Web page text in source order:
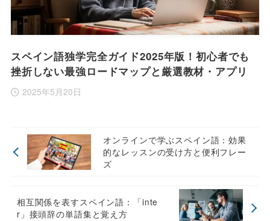
スペイン語独学完全ガイド2025年版！初心者でも
挫折しない最強ロードマップと厳選教材・アプリ
2025年5月20日
オンラインで学ぶスペイン語：効果
的なレッスンの受け方と便利フレー
ズ
相互関係を表すスペイン語：「inte
r」接頭辞の単語集と覚え方